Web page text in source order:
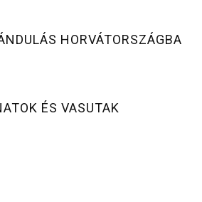
HORVÁTORSZÁGBA
ÉS VASUTAK